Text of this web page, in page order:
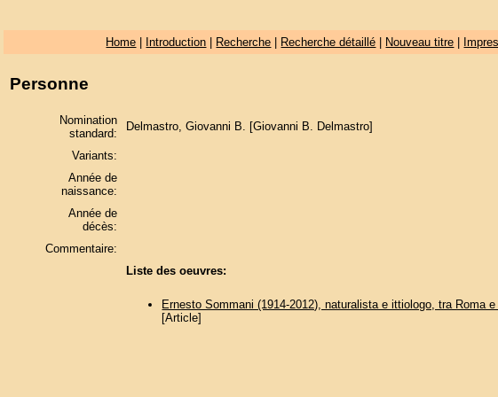
Home Introduction Recherche Recherche détaillé Nouveau titre
Personne
Nomination
standard:
Delmastro, Giovanni B. [Giovanni B. Delmastro]
Variants:
Année de
naissance:
Année de
décès:
Commentaire:
Liste des oeuvres:
Ernesto Sommani (1914-2012), naturalista e ittiologo, tra Roma
[Article]